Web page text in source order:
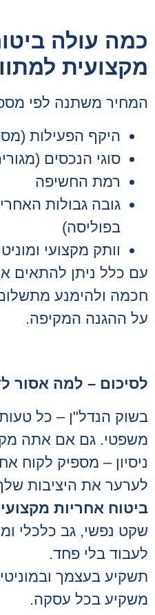
כמה עולה
מקצועית
המחיר משתנה לפי
היקף הפעילות
סוגי הנכסים
רמת החשיפה
גובה גבולות
בפוליסה)
וותק מקצועי
עם כלל ניתן להתאים
חכמה ולהימנע
על ההגנה המקיפה.
לסיכום – למה אסור
בשוק הנדל"ן – כל
משפטי. גם אם אתה
ניסיון – מספיק לקוח
לערער את היציבות
ביטוח אחריות
שקט נפשי, גב כלכלי
לעבוד בלי פחד.
תשקיע בעצמך
משקיע בכל עסקה.